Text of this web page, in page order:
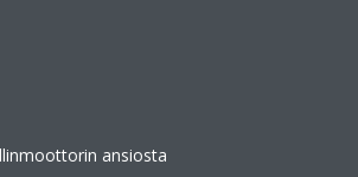
ansiosta